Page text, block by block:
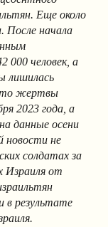
Еще около
После начала
000 человек, а
лишилась
жертвы
2023 года, а
данные осени
новости не
солдатах за
Израиля от
в результате